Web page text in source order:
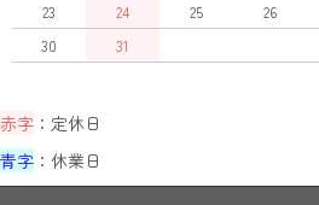
23
24 25 26
30
31
赤字 ：定休日
青字 ：休業日